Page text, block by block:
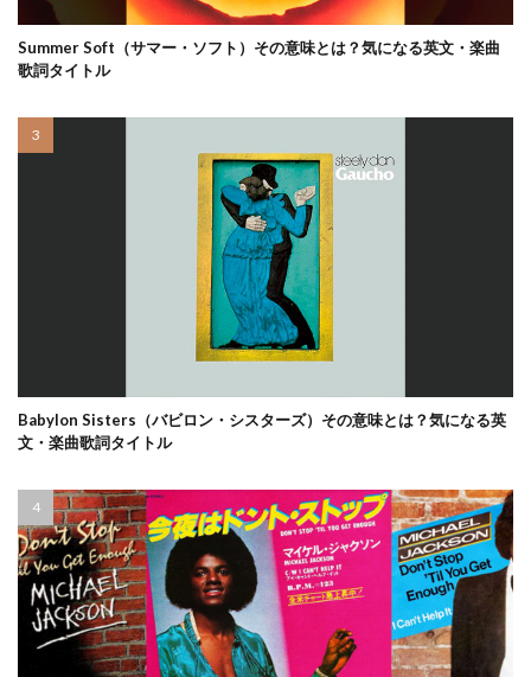
Summer Soft（サマー・ソフト）その意味とは？気になる英文・楽曲
歌詞タイトル
Babylon Sisters（バビロン・シスターズ）その意味とは？気になる英
文・楽曲歌詞タイトル